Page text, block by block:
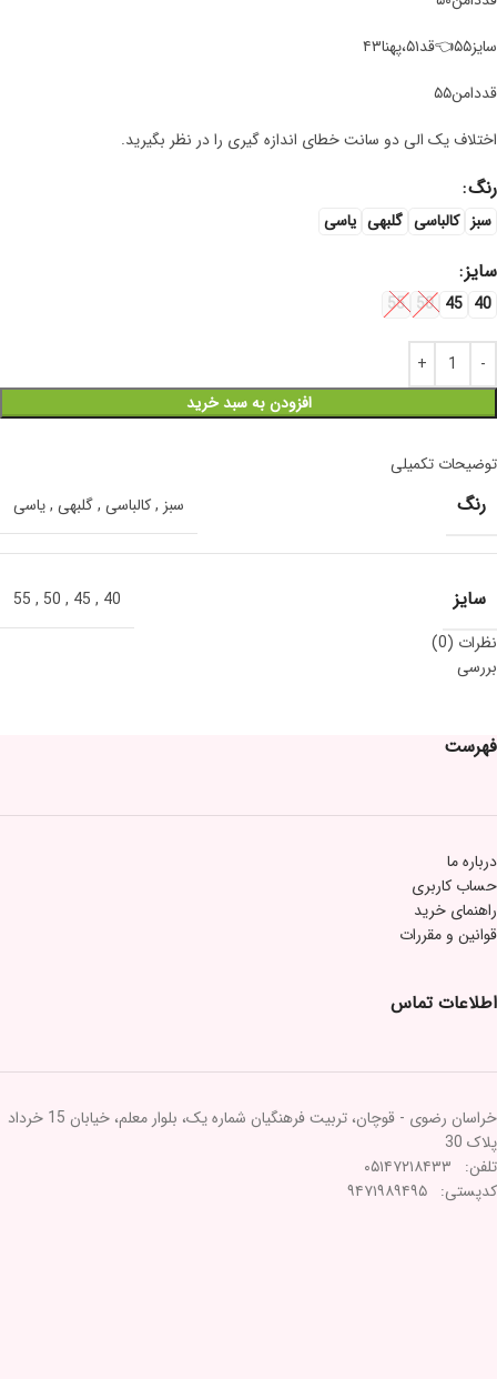
سایز۵۵👈قد۵۱،پهنا۴۳
قد‌دامن۵۵
اختلاف یک الی دو سانت خطای اندازه گیری را در نظر بگیرید.
رنگ
سبز کالباسی گلبهی یاسی
سایز
40
45
50
55
افزودن به سبد خرید
توضیحات تکمیلی
رنگ سبز ,کالباسی ,گلبهی ,یاسی
سایز 40
,
45
,
50
,
55
نظرات (0)
بررسی
فهرست
درباره ما
حساب کاربری
راهنمای خرید
قوانین و مقررات
اطلاعات تماس
خراسان رضوی - قوچان، تربیت فرهنگیان شماره یک، بلوار معلم، خیابان 15 خرداد
پلاک 30
تلفن: ۰۵۱۴۷۲۱۸۴۳۳
کدپستی: ۹۴۷۱۹۸۹۴۹۵